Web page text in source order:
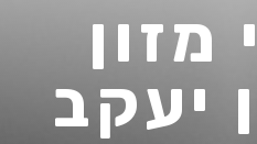
מזון
יעקב